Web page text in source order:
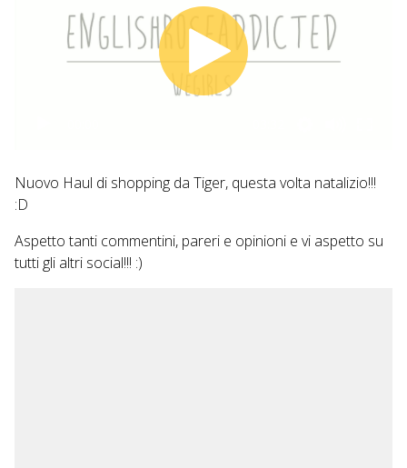
Nuovo Haul di shopping da Tiger, questa volta natalizio!!!
:D
Aspetto tanti commentini, pareri e opinioni e vi aspetto su
tutti gli altri social!!! :)